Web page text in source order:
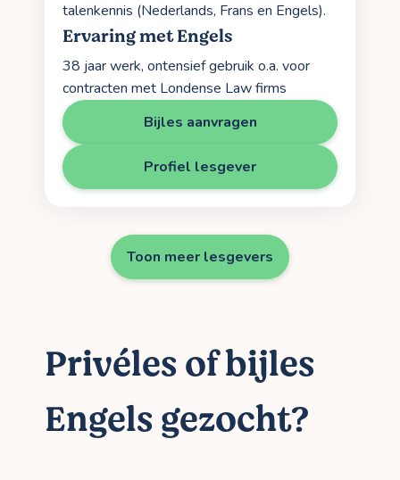
talenkennis (Nederlands, Frans en Engels).
Ervaring met Engels
38 jaar werk, ontensief gebruik o.a. voor
contracten met Londense Law firms
Bijles aanvragen
Profiel lesgever
Toon meer lesgevers
Privéles of bijles
Engels gezocht?